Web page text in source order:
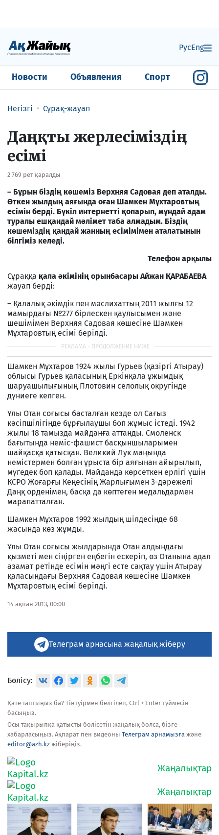
РусEng
Новости Объявления Спорт
Негізгі Сұрақ-жауап
Даңқты жерлесіміздің
есімі
2 769 рет қаралды
– Бұрын біздің көшеміз Верхняя Садовая деп аталды.
Өткен жылдың аяғында оған Шамкен Мұхтаровтың
есімін берді. Бүкіл интернетті қопарып, мұндай адам
туралы ешқандай мәлімет таба алмадым. Біздің
көшеміздің қандай жанның есімімімен аталатынын
білгіміз келеді.
Телефон арқылы
Сұраққа қала әкімінің орынбасары Айжан ҚАРАБАЕВА
жауап берді:
– Қалалық әкімдік пен мәслихаттың 2011 жылғы 12
мамырдағы №277 бірлескен қаулысымен және
шешімімен Верхняя Садовая көшесіне Шамкен
Мұхтаровтың есімі берілді.
Шамкен Мұхтаров 1924 жылы Гурьев (қазіргі Атырау)
облысы Гурьев қаласының Еркінқала ұжымдық
шаруашылығының Плотовин селолық округінде
дүниеге келген.
Ұлы Отан соғысы басталған кезде ол Сағыз
кәсіпшілігінде бұрғылаушы боп жұмыс істеді. 1942
жылы 18 тамызда майданға аттанды. Смоленск
бағытында неміс-фашист басқыншыларымен
шайқасқа қатысқан. Великий Лук маңында
немістермен болған ұрыста бір аяғынан айырылып,
мүгедек боп қалады. Майданда көрсеткен ерлігі үшін
КСРО Жоғарғы Кеңесінің Жарлығымен 3-дәрежелі
Даңқ орденімен, басқа да көптеген медальдармен
марапатталған.
Шамкен Мұхтаров 1992 жылдың шілдесінде 68
жасында көз жұмды.
Ұлы Отан соғысы жылдарында Отан алдындағы
қызметі мен сіңірген еңбегін ескеріп, өз Отанына адал
азамат ретінде есімін мәңгі есте сақтау үшін Атырау
қаласындағы Верхняя Садовая көшесіне Шамкен
Мұхтаровтың есімі берілді.
14 ақпан 2013, 00:00
Телеграм арнасына жаңалық жіберу
Бөлісу:
Қате таптыңыз ба? Тінтуірмен белгілеп, Ctrl + Enter түймесін
басыңыз.
Осы тақырыпқа қатысты бөлісетін жаңалық болса, бізге
хабарласыңыз. Ақпарат пен видеоны Телеграм арнамызға және
editor@azh.kz жіберіңіз.